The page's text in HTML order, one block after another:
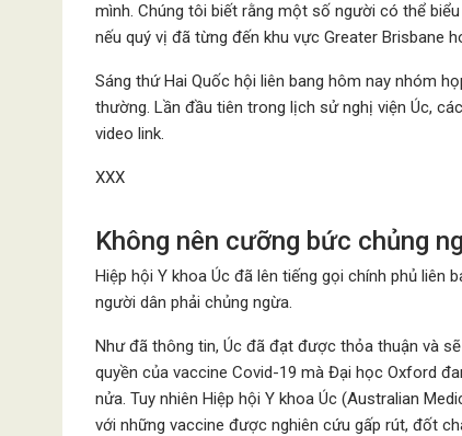
mình. Chúng tôi biết rằng một số người có thể
nếu quý vị đã từng đến khu vực Greater Brisbane
Sáng thứ Hai Quốc hội liên bang hôm nay nhóm
thường. Lần đầu tiên trong lịch sử nghị viện Úc,
video link.
XXX
Không nên cưỡng bức chủng
Hiệp hội Y khoa Úc đã lên tiếng gọi chính phủ
người dân phải chủng ngừa.
Như đã thông tin, Úc đã đạt được thỏa thuận và
quyền của vaccine Covid-19 mà Đại học Oxford
nửa. Tuy nhiên Hiệp hội Y khoa Úc (Australian
với những vaccine được nghiên cứu gấp rút, đốt